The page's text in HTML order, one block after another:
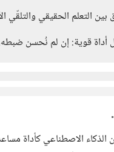
التعلم الحقيقي والتلقّي
أداة قوية: إن لم نُحسن
الاصطناعي كأداة